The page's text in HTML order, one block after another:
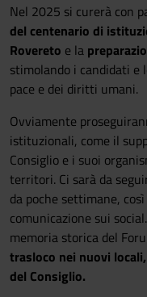
Nel 2025 si curerà con
del centenario di
Rovereto e la
stimolando i candidati
pace e dei diritti umani.
Ovviamente
istituzionali, come il
Consiglio e i suoi
territori. Ci sarà da
da poche settimane,
comunicazione sui
memoria storica del
trasloco nei nuovi
del Consiglio.